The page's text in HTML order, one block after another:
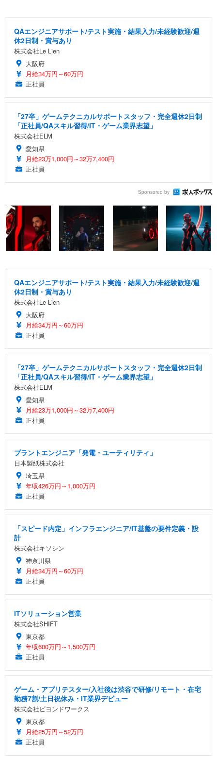
QAエンジニアサポート/テスト実施・結果入力/未経験歓迎/週
休2日制・賞与あり
株式会社Le Lien
大阪府
月給34万円～60万円
正社員
「27卒」ゲームテクニカルサポートスタッフ・完全週休2日制
「正社員/QAスキル習得/IT・ゲーム業界志望」
株式会社ELM
愛知県
月給23万1,000円～32万7,400円
正社員
Sponsored by
QAエンジニアサポート/テスト実施・結果入力/未経験歓迎/週
休2日制・賞与あり
株式会社Le Lien
大阪府
月給34万円～60万円
正社員
「27卒」ゲームテクニカルサポートスタッフ・完全週休2日制
「正社員/QAスキル習得/IT・ゲーム業界志望」
株式会社ELM
愛知県
月給23万1,000円～32万7,400円
正社員
プラントエンジニア「発電・ユーティリティ」
日本製紙株式会社
埼玉県
年収426万円～1,000万円
正社員
「スピード内定」インフラエンジニア/IT基盤の要件定義・設
計
株式会社キソシン
神奈川県
月給34万円～60万円
正社員
ITソリューション営業
株式会社SHIFT
東京都
年収600万円～1,500万円
正社員
ゲーム・アプリテスター/入社後は渋谷で研修/リモート・在宅
勤務7割/土日祝休み・IT業界デビュー
株式会社ビヨンドワークス
東京都
月給25万円～52万円
正社員